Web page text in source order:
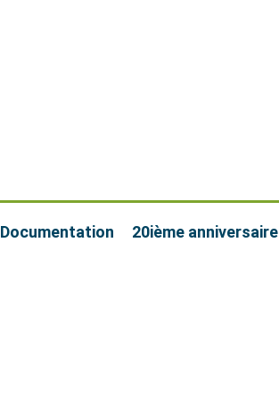
Documentation 20ième anniversaire